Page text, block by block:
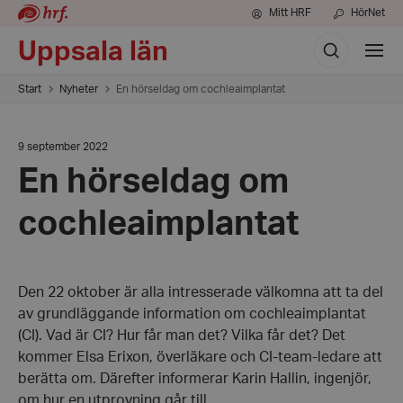
Mitt HRF HörNet
Uppsala län Sök
Visa
meny
Start Nyheter En hörseldag om cochleaimplantat
Datum:
september
2022
9 september 2022
En hörseldag om
cochleaimplantat
Den 22 oktober är alla intresserade välkomna att ta del
av grundläggande information om cochleaimplantat
(CI). Vad är CI? Hur får man det? Vilka får det? Det
kommer Elsa Erixon, överläkare och CI-team-ledare att
berätta om. Därefter informerar Karin Hallin, ingenjör,